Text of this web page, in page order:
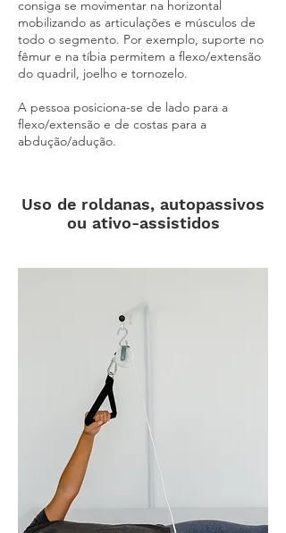
consiga se movimentar na horizontal
mobilizando as articulações e músculos de
todo o segmento. Por exemplo, suporte no
fêmur e na tíbia permitem a flexo/extensão
do quadril, joelho e tornozelo.
A pessoa posiciona-se de lado para a
flexo/extensão e de costas para a
abdução/adução.
Uso de roldanas, autopassivos
ou ativo-assistidos